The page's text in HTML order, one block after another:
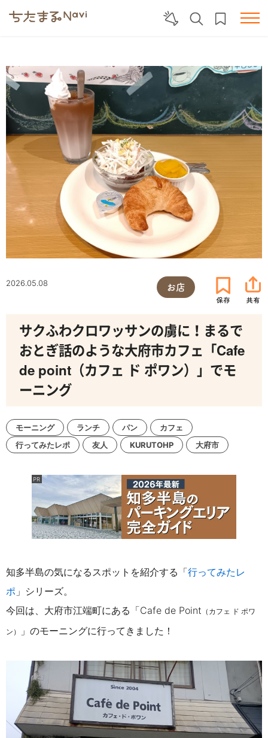
2026.05.08 お店
サクふわクロワッサンの虜に！まるで
おとぎ話のような大府市カフェ「Cafe
de point（カフェ ド ポワン）」でモ
ーニング
モーニング ランチ パン
カフェ
行ってみたレポ
友人 KURUTOHP 大府市
知多半島の気になるスポットを紹介する「行ってみたレ
ポ 」シリーズ。
今回は、大府市江端町にある「Cafe de Point （カフェ ド ポワ
ン） 」のモーニングに行ってきました！